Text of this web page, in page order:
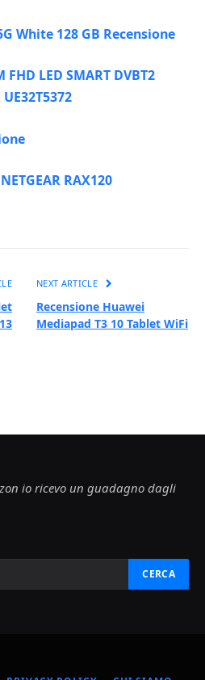
White 128 GB Recensione
FHD LED SMART DVBT2
UE32T5372
RAX120
NEXT ARTICLE
Recensione Huawei
Mediapad T3 10 Tablet WiFi
io ricevo un guadagno dagli